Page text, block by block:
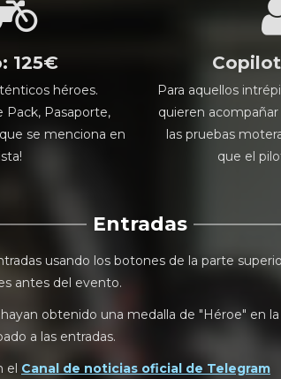
125€
héroes.
Pack, Pasaporte,
que se menciona en
Para aquellos
quieren
las pruebas
que el
Entradas
usando los botones de la parte
antes del evento.
obtenido una medalla de "Héroe" en
a las entradas.
el Canal de noticias oficial de Telegram